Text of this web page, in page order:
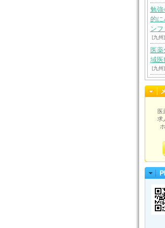
勉強
的
ンフ
[九州]
医
域医
[九州]
医
求